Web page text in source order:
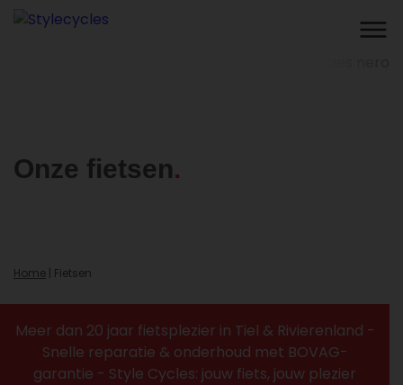
Onze fietsen
Home Fietsen
Meer dan 20 jaar fietsplezier in Tiel & Rivierenland -
Snelle reparatie & onderhoud met BOVAG-
garantie - Style Cycles: jouw fiets, jouw plezier